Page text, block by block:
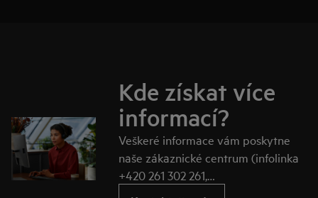
Kde získat více
informací?
Veškeré informace vám poskytne
naše zákaznické centrum (infolinka
+420 261 302 261,